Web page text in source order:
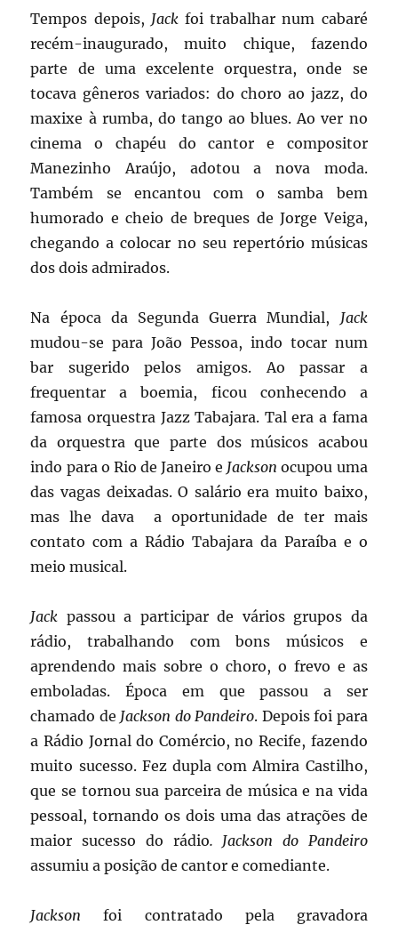
Tempos depois, Jackfoi trabalhar num cabaré
recém-inaugurado, muito chique, fazendo
parte de uma excelente orquestra, onde se
tocava gêneros variados: do choro ao jazz, do
maxixe à rumba, do tango ao blues. Ao ver no
cinema o chapéu do cantor e compositor
Manezinho Araújo, adotou a nova moda.
Também se encantou com o samba bem
humorado e cheio de breques de Jorge Veiga,
chegando a colocar no seu repertório músicas
dos dois admirados.
Na época da Segunda Guerra Mundial, Jack
mudou-se para João Pessoa, indo tocar num
bar sugerido pelos amigos. Ao passar a
frequentar a boemia, ficou conhecendo a
famosa orquestra Jazz Tabajara. Tal era a fama
da orquestra que parte dos músicos acabou
indo para o Rio de Janeiro e Jackson ocupou uma
das vagas deixadas. O salário era muito baixo,
mas lhe dava a oportunidade de ter mais
contato com a Rádio Tabajara da Paraíba e o
meio musical.
Jack passou a participar de vários grupos da
rádio, trabalhando com bons músicos e
aprendendo mais sobre o choro, o frevo e as
emboladas. Época em que passou a ser
chamado de Jackson do Pandeiro. Depois foi para
a Rádio Jornal do Comércio, no Recife, fazendo
muito sucesso. Fez dupla com Almira Castilho,
que se tornou sua parceira de música e na vida
pessoal, tornando os dois uma das atrações de
maior sucesso do rádio. Jackson do Pandeiro
assumiu a posição de cantor e comediante.
Jackson foi contratado pela gravadora